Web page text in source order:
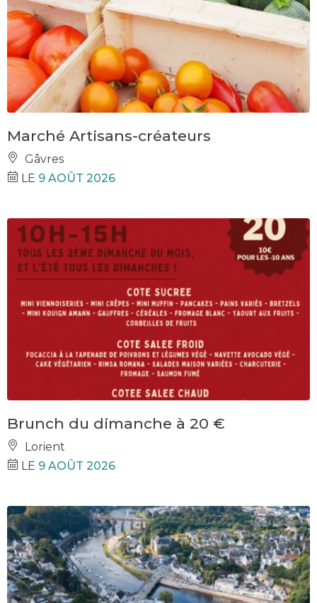
Marché Artisans-créateurs
Gâvres
LE 9 AOÛT 2026
Brunch du dimanche à 20 €
Lorient
LE 9 AOÛT 2026